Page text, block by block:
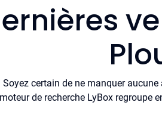
Soyez certain de ne manquer
de recherche LyBox regroupe